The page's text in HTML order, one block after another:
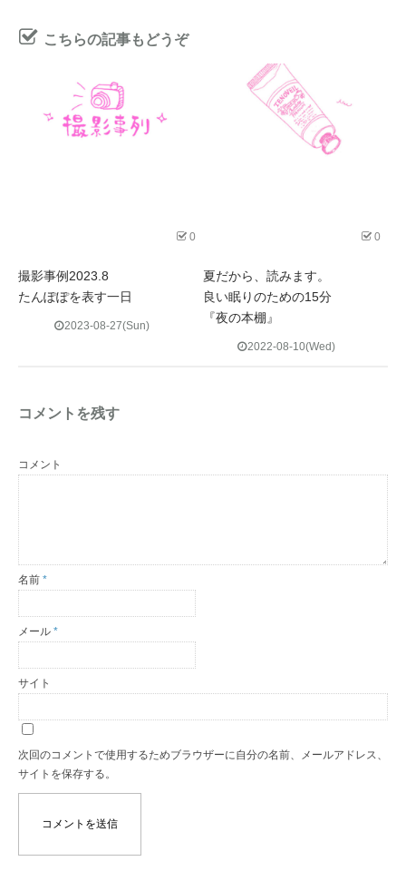
こちらの記事もどうぞ
0
撮影事例2023.8
たんぽぽを表す一日
2023-08-27(Sun)
0
夏だから、読みます。
良い眠りのための15分
『夜の本棚』
2022-08-10(Wed)
コメントを残す
コメント
名前 *
メール *
サイト
次回のコメントで使用するためブラウザーに自分の名前、メールアドレス、
サイトを保存する。